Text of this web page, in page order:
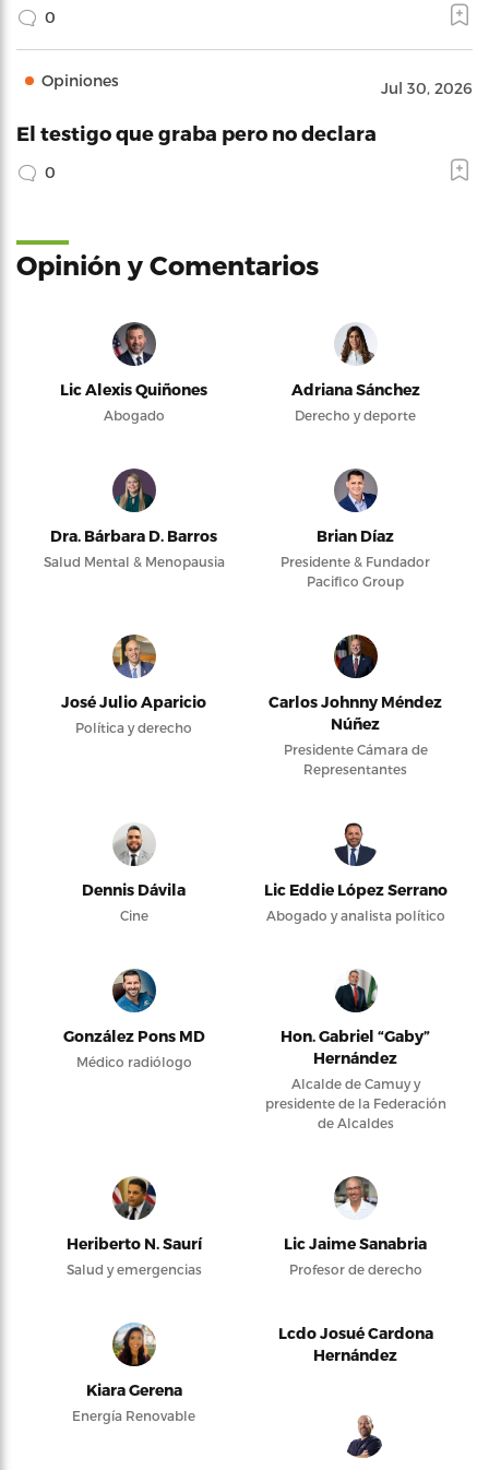
0
Opiniones Jul 30, 2026
El testigo que graba pero no declara
0
Opinión y Comentarios
Lic Alexis Quiñones
Abogado
Adriana Sánchez
Derecho y deporte
Dra. Bárbara D. Barros
Salud Mental & Menopausia
Brian Díaz
Presidente & Fundador
Pacifico Group
José Julio Aparicio
Política y derecho
Carlos Johnny Méndez
Núñez
Presidente Cámara de
Representantes
Dennis Dávila
Cine
Lic Eddie López Serrano
Abogado y analista político
González Pons MD
Médico radiólogo
Hon. Gabriel “Gaby”
Hernández
Alcalde de Camuy y
presidente de la Federación
de Alcaldes
Heriberto N. Saurí
Salud y emergencias
Lic Jaime Sanabria
Profesor de derecho
Kiara Gerena
Energía Renovable
Lcdo Josué Cardona
Hernández